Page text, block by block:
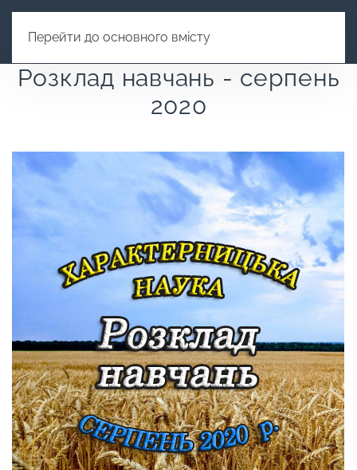
Перейти до основного вмісту
Розклад навчань - серпень
2020